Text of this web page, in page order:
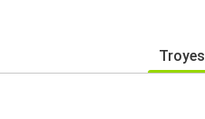
Troyes